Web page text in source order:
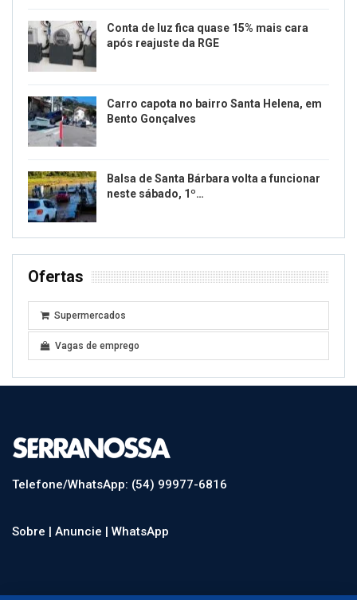
Conta de luz fica quase 15% mais cara
após reajuste da RGE
Carro capota no bairro Santa Helena, em
Bento Gonçalves
Balsa de Santa Bárbara volta a funcionar
neste sábado, 1º…
Ofertas
Supermercados
Vagas de emprego
Telefone/WhatsApp: (54) 99977-6816
Sobre | Anuncie | WhatsApp